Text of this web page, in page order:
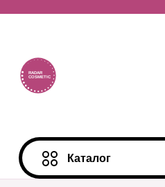
Каталог